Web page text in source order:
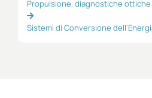
Propulsione, diagnostiche
Sistemi di Conversione